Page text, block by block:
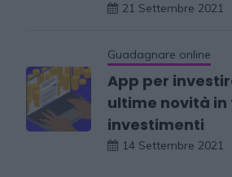
21 Settembre 2021
Guadagnare online
App per
ultime novità in
investimenti
14 Settembre 2021